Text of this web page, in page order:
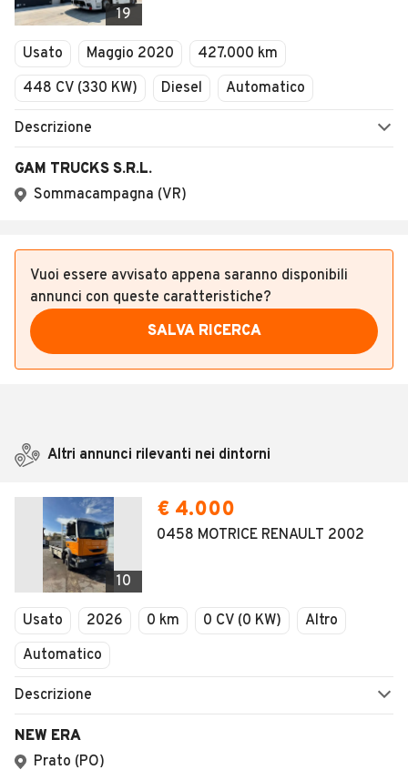
19
Usato Maggio 2020
427.000 km
448 CV (330 KW)
Diesel Automatico
Descrizione
GAM TRUCKS S.R.L.
Sommacampagna (VR)
Vuoi essere avvisato appena saranno disponibili
annunci con queste caratteristiche?
SALVA RICERCA
Altri annunci rilevanti nei dintorni
10
€ 4.000
0458 MOTRICE RENAULT 2002
Usato 2026 0 km 0 CV (0 KW)
Altro
Automatico
Descrizione
NEW ERA
Prato (PO)